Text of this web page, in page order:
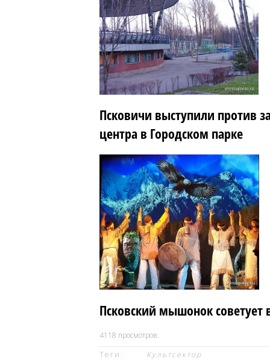
Псковичи выступили против
центра в Городском парке
Псковский мышонок
4118 просмотров.
Теги:
Культсектор